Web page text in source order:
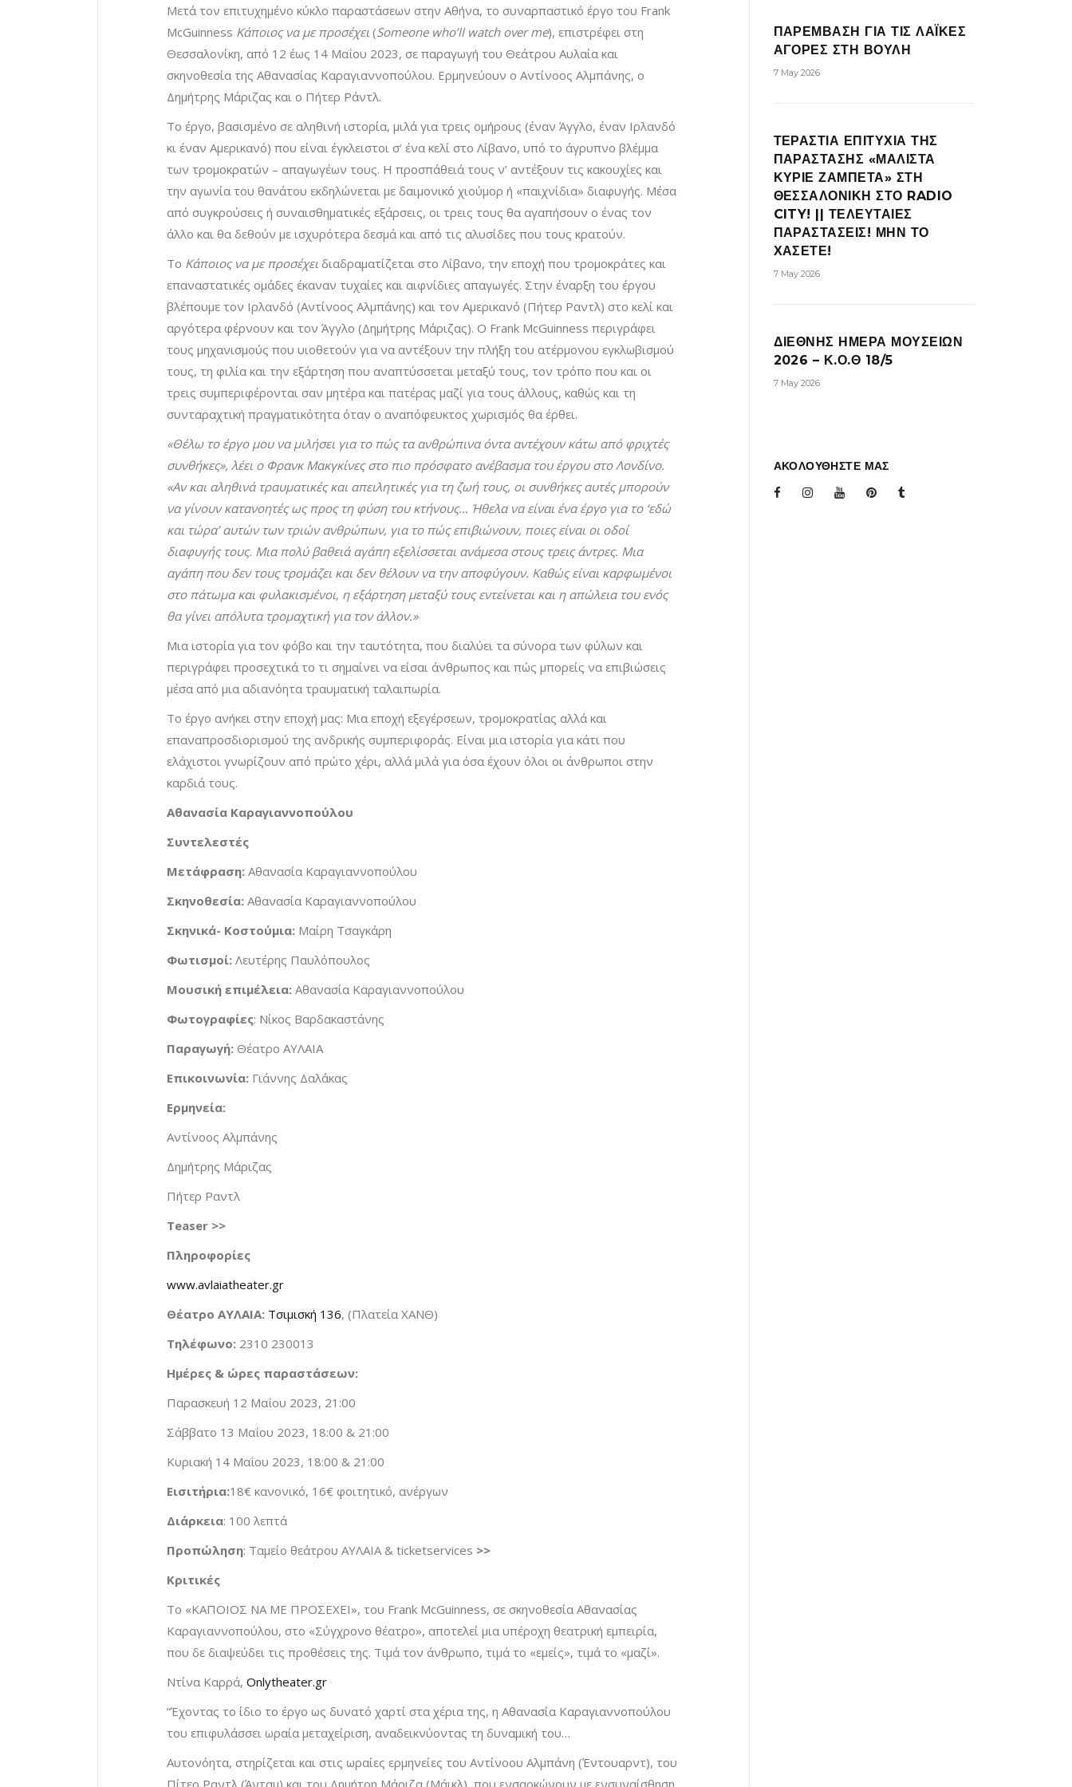
Μετά τον επιτυχημένο κύκλο παραστάσεων στην Αθήνα, το συναρπαστικό έργο του Frank
McGuinness Κάποιος να με προσέχει (Someone who’ll watch over me), επιστρέφει στη
Θεσσαλονίκη, από 12 έως 14 Μαΐου 2023, σε παραγωγή του Θεάτρου Αυλαία και
σκηνοθεσία της Αθανασίας Καραγιαννοπούλου. Ερμηνεύουν ο Αντίνοος Αλμπάνης, ο
Δημήτρης Μάριζας και ο Πήτερ Ράντλ.
Το έργο, βασισμένο σε αληθινή ιστορία, μιλά για τρεις ομήρους (έναν Άγγλο, έναν Ιρλανδό
κι έναν Αμερικανό) που είναι έγκλειστοι σ’ ένα κελί στο Λίβανο, υπό το άγρυπνο βλέμμα
των τρομοκρατών – απαγωγέων τους. Η προσπάθειά τους ν’ αντέξουν τις κακουχίες και
την αγωνία του θανάτου εκδηλώνεται με δαιμονικό χιούμορ ή «παιχνίδια» διαφυγής. Μέσα
από συγκρούσεις ή συναισθηματικές εξάρσεις, οι τρεις τους θα αγαπήσουν ο ένας τον
άλλο και θα δεθούν με ισχυρότερα δεσμά και από τις αλυσίδες που τους κρατούν.
Το Κάποιος να με προσέχει διαδραματίζεται στο Λίβανο, την εποχή που τρομοκράτες και
επαναστατικές ομάδες έκαναν τυχαίες και αιφνίδιες απαγωγές. Στην έναρξη του έργου
βλέπουμε τον Ιρλανδό (Αντίνοος Αλμπάνης) και τον Αμερικανό (Πήτερ Ραντλ) στο κελί και
αργότερα φέρνουν και τον Άγγλο (Δημήτρης Μάριζας). Ο Frank McGuinness περιγράφει
τους μηχανισμούς που υιοθετούν για να αντέξουν την πλήξη του ατέρμονου εγκλωβισμού
τους, τη φιλία και την εξάρτηση που αναπτύσσεται μεταξύ τους, τον τρόπο που και οι
τρεις συμπεριφέρονται σαν μητέρα και πατέρας μαζί για τους άλλους, καθώς και τη
συνταραχτική πραγματικότητα όταν ο αναπόφευκτος χωρισμός θα έρθει.
«Θέλω το έργο μου να μιλήσει για το πώς τα ανθρώπινα όντα αντέχουν κάτω από φριχτές
συνθήκες», λέει ο Φρανκ Μακγκίνες στο πιο πρόσφατο ανέβασμα του έργου στο Λονδίνο.
«Αν και αληθινά τραυματικές και απειλητικές για τη ζωή τους, οι συνθήκες αυτές μπορούν
να γίνουν κατανοητές ως προς τη φύση του κτήνους… Ήθελα να είναι ένα έργο για το ‘εδώ
και τώρα’ αυτών των τριών ανθρώπων, για το πώς επιβιώνουν, ποιες είναι οι οδοί
διαφυγής τους. Μια πολύ βαθειά αγάπη εξελίσσεται ανάμεσα στους τρεις άντρες. Μια
αγάπη που δεν τους τρομάζει και δεν θέλουν να την αποφύγουν. Καθώς είναι καρφωμένοι
στο πάτωμα και φυλακισμένοι, η εξάρτηση μεταξύ τους εντείνεται και η απώλεια του ενός
θα γίνει απόλυτα τρομαχτική για τον άλλον.»
Μια ιστορία για τον φόβο και την ταυτότητα, που διαλύει τα σύνορα των φύλων και
περιγράφει προσεχτικά το τι σημαίνει να είσαι άνθρωπος και πώς μπορείς να επιβιώσεις
μέσα από μια αδιανόητα τραυματική ταλαιπωρία.
Το έργο ανήκει στην εποχή μας: Μια εποχή εξεγέρσεων, τρομοκρατίας αλλά και
επαναπροσδιορισμού της ανδρικής συμπεριφοράς. Είναι μια ιστορία για κάτι που
ελάχιστοι γνωρίζουν από πρώτο χέρι, αλλά μιλά για όσα έχουν όλοι οι άνθρωποι στην
καρδιά τους.
Αθανασία Καραγιαννοπούλου
Συντελεστές
Μετάφραση: Αθανασία Καραγιαννοπούλου
Σκηνοθεσία: Αθανασία Καραγιαννοπούλου
Σκηνικά- Κοστούμια: Μαίρη Τσαγκάρη
Φωτισμοί: Λευτέρης Παυλόπουλος
Μουσική επιμέλεια: Αθανασία Καραγιαννοπούλου
Φωτογραφίες: Νίκος Βαρδακαστάνης
Παραγωγή: Θέατρο ΑΥΛΑΙΑ
Επικοινωνία: Γιάννης Δαλάκας
Ερμηνεία:
Αντίνοος Αλμπάνης
Δημήτρης Μάριζας
Πήτερ Ραντλ
Teaser >>
Πληροφορίες
www.avlaiatheater.gr
Θέατρο ΑΥΛΑΙΑ: Τσιμισκή 136, (Πλατεία ΧΑΝΘ)
Τηλέφωνο: 2310 230013
Ημέρες & ώρες παραστάσεων:
Παρασκευή 12 Μαΐου 2023, 21:00
Σάββατο 13 Μαΐου 2023, 18:00 & 21:00
Κυριακή 14 Μαΐου 2023, 18:00 & 21:00
Εισιτήρια:18€ κανονικό, 16€ φοιτητικό, ανέργων
Διάρκεια: 100 λεπτά
Προπώληση: Ταμείο θεάτρου ΑΥΛΑΙΑ & ticketservices >>
Κριτικές
Το «ΚΑΠΟΙΟΣ ΝΑ ΜΕ ΠΡΟΣΕΧΕΙ», του Frank McGuinness, σε σκηνοθεσία Αθανασίας
Καραγιαννοπούλου, στο «Σύγχρονο θέατρο», αποτελεί μια υπέροχη θεατρική εμπειρία,
που δε διαψεύδει τις προθέσεις της. Τιμά τον άνθρωπο, τιμά το «εμείς», τιμά το «μαζί».
Ντίνα Καρρά, Onlytheater.gr
“Έχοντας το ίδιο το έργο ως δυνατό χαρτί στα χέρια της, η Αθανασία Καραγιαννοπούλου
του επιφυλάσσει ωραία μεταχείριση, αναδεικνύοντας τη δυναμική του…
Αυτονόητα, στηρίζεται και στις ωραίες ερμηνείες του Αντίνοου Αλμπάνη (Έντουαρντ), του
ΠΑΡΕΜΒΑΣΗ ΓΙΑ ΤΙΣ ΛΑΪΚΕΣ
ΑΓΟΡΕΣ ΣΤΗ ΒΟΥΛΗ
7 May 2026
ΤΕΡΑΣΤΙΑ ΕΠΙΤΥΧΙΑ ΤΗΣ
ΠΑΡΑΣΤΑΣΗΣ «ΜΑΛΙΣΤΑ
ΚΥΡΙΕ ΖΑΜΠΕΤΑ» ΣΤΗ
ΘΕΣΣΑΛΟΝΙΚΗ ΣΤΟ RADIO
CITY! || ΤΕΛΕΥΤΑΙΕΣ
ΠΑΡΑΣΤΑΣΕΙΣ! ΜΗΝ ΤΟ
ΧΑΣΕΤΕ!
7 May 2026
ΔΙΕΘΝΗΣ ΗΜΕΡΑ ΜΟΥΣΕΙΩΝ
2026 – Κ.Ο.Θ 18/5
7 May 2026
ΑΚΟΛΟΥΘΗΣΤΕ ΜΑΣ